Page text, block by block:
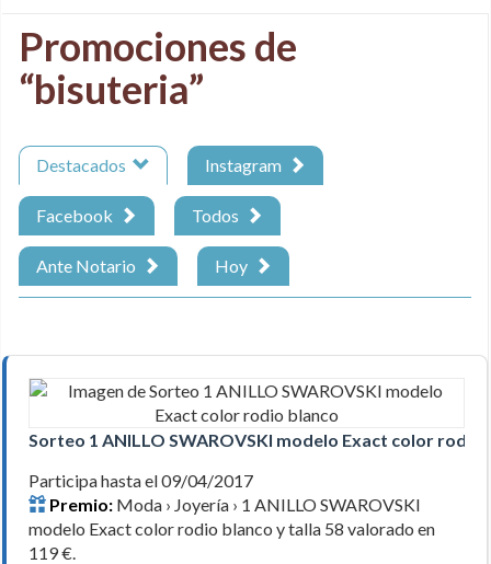
Promociones de
“bisuteria”
Destacados Instagram
Facebook Todos
Ante Notario Hoy
Sorteo 1 ANILLO SWAROVSKI modelo Exact color rodio
Participa hasta el 09/04/2017
Premio: Moda › Joyería › 1 ANILLO SWAROVSKI
modelo Exact color rodio blanco y talla 58 valorado en
119 €.